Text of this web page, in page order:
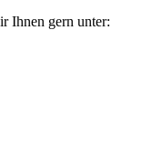
Ihnen gern unter: